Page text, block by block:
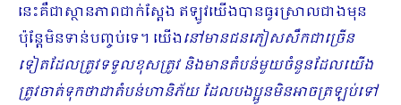
នេះគឺជាស្ថានភាពជាក់ស្ដែង ឥឡូវយើងបានធូរស្រាលជាងមុន
ប៉ុន្តែមិនទាន់បញ្ចប់ទេ។ យើងនៅមានជនភៀសសឹកជាច្រើន
ទៀតដែលត្រូវទទួលខុសត្រូវ និងមានតំបន់មួយចំនួនដែលយើង
ត្រូវចាត់ទុកថាជាតំបន់ហានិភ័យ ដែលបងប្អូនមិនអាចត្រឡប់ទៅ